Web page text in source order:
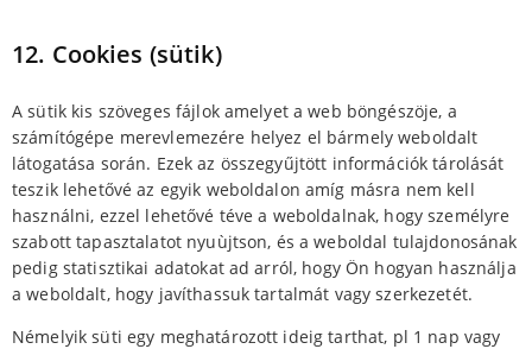
12. Cookies (sütik)
A sütik kis szöveges fájlok amelyet a web böngészöje, a
számítógépe merevlemezére helyez el bármely weboldalt
látogatása során. Ezek az összegyűjtött információk tárolását
teszik lehetővé az egyik weboldalon amíg másra nem kell
használni, ezzel lehetővé téve a weboldalnak, hogy személyre
szabott tapasztalatot nyuùjtson, és a weboldal tulajdonosának
pedig statisztikai adatokat ad arról, hogy Ön hogyan használja
a weboldalt, hogy javíthassuk tartalmát vagy szerkezetét.
Némelyik süti egy meghatározott ideig tarthat, pl 1 nap vagy